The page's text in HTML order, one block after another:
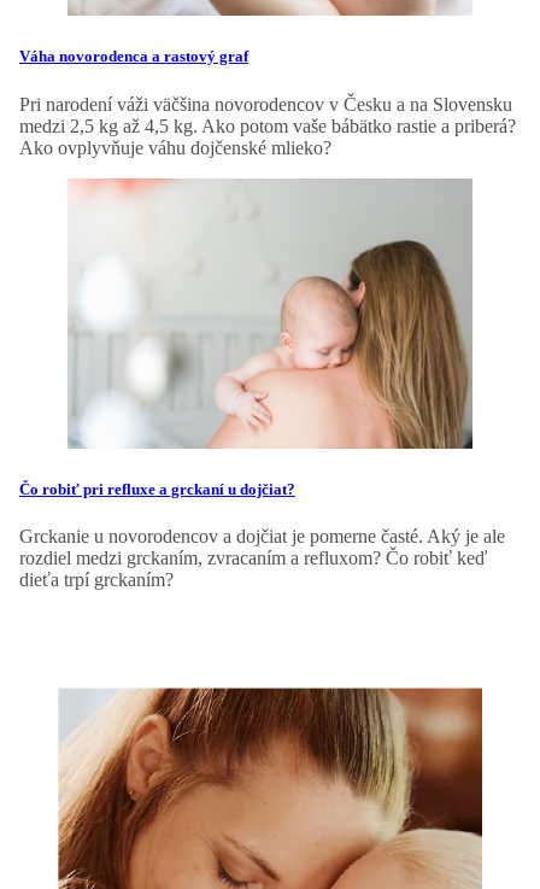
Váha novorodenca a rastový graf
Pri narodení váži väčšina novorodencov v Česku a na Slovensku
medzi 2,5 kg až 4,5 kg. Ako potom vaše bábätko rastie a priberá?
Ako ovplyvňuje váhu dojčenské mlieko?
Čo robiť pri refluxe a grckaní u dojčiat?
Grckanie u novorodencov a dojčiat je pomerne časté. Aký je ale
rozdiel medzi grckaním, zvracaním a refluxom? Čo robiť keď
dieťa trpí grckaním?